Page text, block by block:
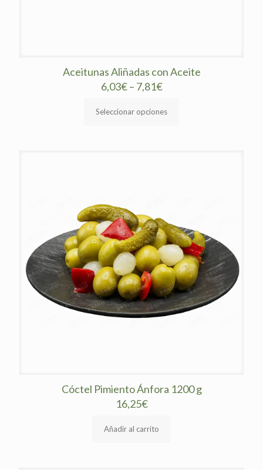
Aceitunas Aliñadas con Aceite
6,03€– 7,81€
Seleccionar opciones
Este
se
pueden
elegir
en
la
página
de
producto
Cóctel Pimiento Ánfora 1200 g
16,25€
Añadir al carrito